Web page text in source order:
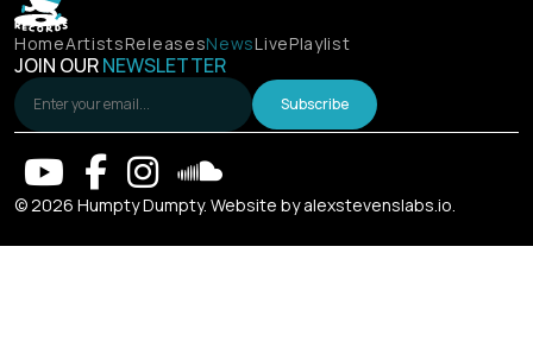
HomeArtistsReleasesNewsLivePlaylist
JOIN OURNEWSLETTER
Subscribe
© 2026 Humpty Dumpty. Website byalexstevenslabs.io.